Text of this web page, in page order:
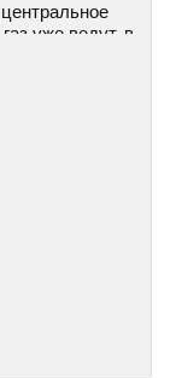
уже ведут, в